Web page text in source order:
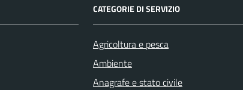
CATEGORIE DI SERVIZIO
Agricoltura e pesca
Ambiente
Anagrafe e stato civile